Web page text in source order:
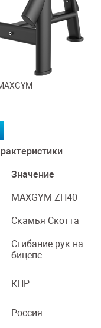
Значение
MAXGYM ZH40
Скамья Скотта
Сгибание рук на
бицепс
КНР
Россия